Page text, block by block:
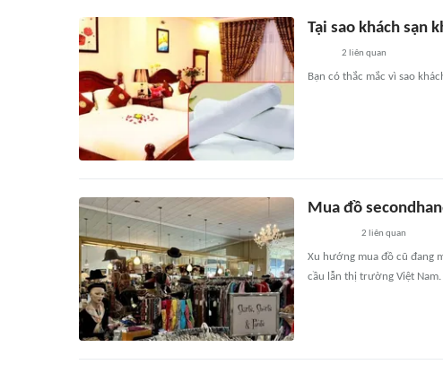
Tại sao khách sạn
2 liên quan
Bạn có thắc mắc vì sao
Mua đồ
2 liên quan
Xu hướng mua đồ cũ đang
cầu lẫn thị trường Việt Nam.